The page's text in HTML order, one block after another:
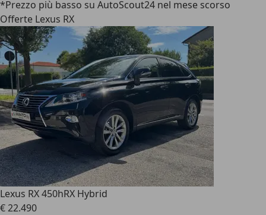
*Prezzo più basso su AutoScout24 nel mese scorso
Offerte Lexus RX
Lexus RX 450hRX Hybrid
€ 22.490